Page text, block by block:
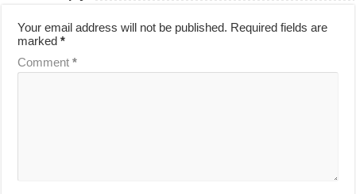
Your email address will not be published. Required fields are
marked*
Comment*